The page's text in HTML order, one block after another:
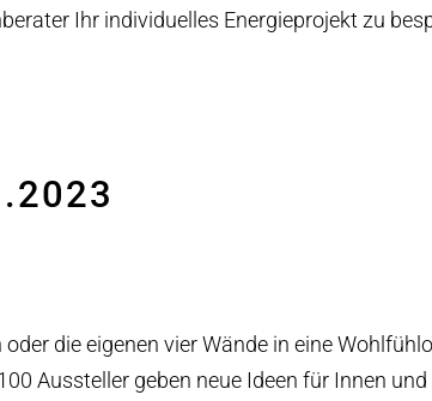
Ihr individuelles Energieprojekt zu
die eigenen vier Wände in eine
Aussteller geben neue Ideen für Innen und